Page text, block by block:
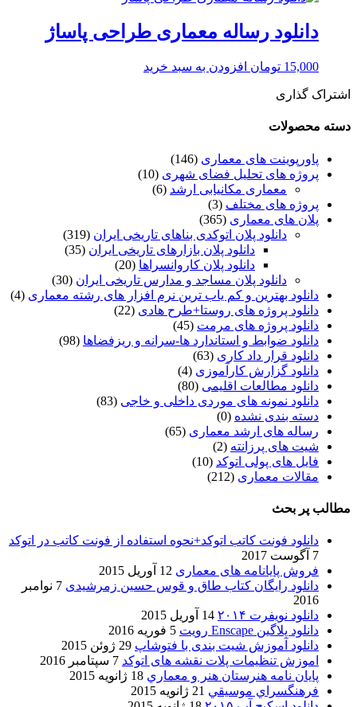
دانلود رساله معماری طراحی پاساژ
15,000 تومان افزودن به سبد خرید
اشتراک گذاری
دسته محصولات
پاورپوینت های معماری (146)
پروژه های تحلیل فضای شهری (10)
معماری مکانیابی ارشد (6)
پروژه های مختلف (3)
پلان های معماری (365)
دانلود پلان اتوکدی بناهای تاریخی ایران (319)
دانلود پلان بازارهای تاریخی ایران (35)
دانلود پلان کاروانسراها (20)
دانلود پلان مساجد و مدارس تاریخی ایران (30)
دانلود بهترین و کم یاب ترین نرم افزار های رشته معماری (4)
دانلود پروژه های روستا+طرح هادی (22)
دانلود پروژه های مرمت (45)
دانلود ضوابط و استاندارد ها-سرانه و ریزفضاها (98)
دانلود قرار داد کاری (63)
دانلود گزارش کارآموزی (4)
دانلود مطالعات اقلیمی (80)
دانلود نمونه های موردی داخلی و خاجی (83)
دسته بندی نشده (0)
رساله های ارشد معماری (65)
شیت های پرزانته (2)
فایل های پولی اتوکد (10)
مقالات معماری (212)
مطالب پر بحث
دانلود فونت کاتب اتوکد+نحوه استفاده از فونت کاتب در اتوکد
7 آگوست 2017
فروش پایانامه های معماری 12 آوریل 2015
دانلود رایگان کتاب طاق و قوس حسین زمرشیدی
7 نوامبر
2016
دانلود نویفرت ۲۰۱۴
14 آوریل 2015
دانلود پلاگین Enscape رویت
5 فوریه 2016
دانلود آموزش شیت بندی با فتوشاپ 29 ژوئن 2015
اموزش تنظیمات پلات نقشه های اتوکد 7 سپتامبر 2016
پایان نامه هنرستان هنر و معماري 18 ژانویه 2015
فرهنگسراي موسيقي 21 ژانویه 2015